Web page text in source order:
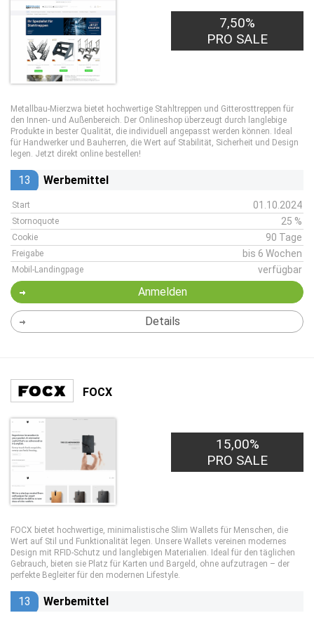
7,50%
PRO SALE
Metallbau-Mierzwa bietet hochwertige Stahltreppen und Gitterosttreppen für
den Innen- und Außenbereich. Der Onlineshop überzeugt durch langlebige
Produkte in bester Qualität, die individuell angepasst werden können. Ideal
für Handwerker und Bauherren, die Wert auf Stabilität, Sicherheit und Design
legen. Jetzt direkt online bestellen!
13 Werbemittel
Start 01.10.2024
Stornoquote 25 %
Cookie 90 Tage
Freigabe bis 6 Wochen
Mobil-Landingpage verfügbar
Anmelden
Details
FOCX
15,00%
PRO SALE
FOCX bietet hochwertige, minimalistische Slim Wallets für Menschen, die
Wert auf Stil und Funktionalität legen. Unsere Wallets vereinen modernes
Design mit RFID-Schutz und langlebigen Materialien. Ideal für den täglichen
Gebrauch, bieten sie Platz für Karten und Bargeld, ohne aufzutragen – der
perfekte Begleiter für den modernen Lifestyle.
13 Werbemittel